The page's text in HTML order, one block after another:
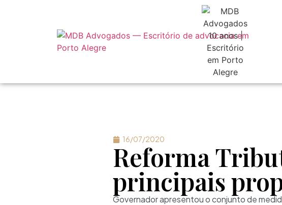
16/07/2020
Reforma
principais
Governador apresentou o conjunto de